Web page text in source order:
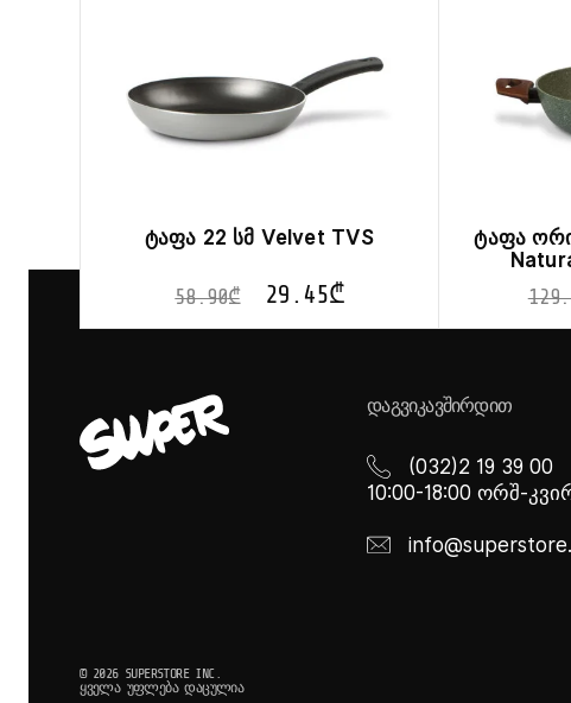
ტაფა 22 სმ Velvet TVS
58.90₾ 29.45₾
ტაფა
© 2026 SUPERSTORE INC.
ᲧᲕᲔᲚᲐ ᲣᲤᲚᲔᲑᲐ ᲓᲐᲪᲣᲚᲘᲐ
ᲓᲐᲒᲕᲘᲙᲐᲕᲨᲘᲠᲓᲘᲗ
(032)2 19 39 00
10:00-18:00 ორშ-